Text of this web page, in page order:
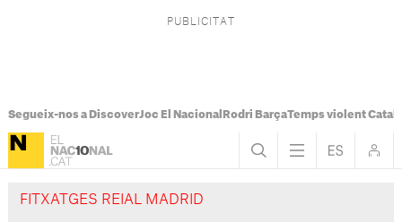
Segueix-nos a DiscoverJoc El Nacional Rodri BarçaTemps violent
FITXATGES REIAL MADRID